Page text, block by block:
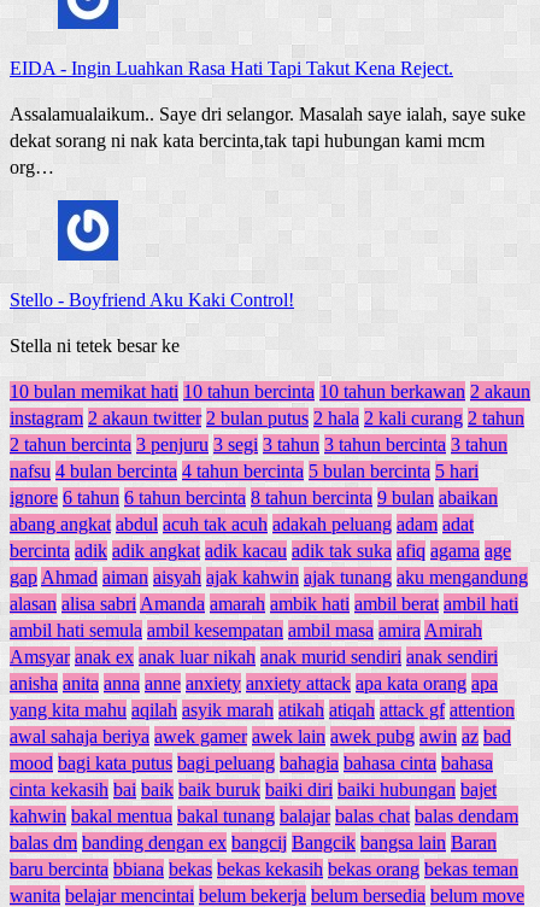
EIDA - Ingin Luahkan Rasa Hati Tapi Takut Kena Reject.
Assalamualaikum.. Saye dri selangor. Masalah saye ialah, saye suke
dekat sorang ni nak kata bercinta,tak tapi hubungan kami mcm
org…
Stello - Boyfriend Aku Kaki Control!
Stella ni tetek besar ke
10 bulan memikat hati 10 tahun bercinta 10 tahun berkawan 2 akaun
instagram 2 akaun twitter 2 bulan putus 2 hala 2 kali curang 2 tahun
2 tahun bercinta 3 penjuru 3 segi 3 tahun 3 tahun bercinta 3 tahun
nafsu 4 bulan bercinta 4 tahun bercinta 5 bulan bercinta 5 hari
ignore 6 tahun 6 tahun bercinta 8 tahun bercinta 9 bulan abaikan
abang angkat abdul acuh tak acuh adakah peluang adam adat
bercinta adik adik angkat adik kacau adik tak suka afiq agama age
gap Ahmad aiman aisyah ajak kahwin ajak tunang aku mengandung
alasan alisa sabri Amanda amarah ambik hati ambil berat ambil hati
ambil hati semula ambil kesempatan ambil masa amira Amirah
Amsyar anak ex anak luar nikah anak murid sendiri anak sendiri
anisha anita anna anne anxiety anxiety attack apa kata orang apa
yang kita mahu aqilah asyik marah atikah atiqah attack gf attention
awal sahaja beriya awek gamer awek lain awek pubg awin az bad
mood bagi kata putus bagi peluang bahagia bahasa cinta bahasa
cinta kekasih bai baik baik buruk baiki diri baiki hubungan bajet
kahwin bakal mentua bakal tunang balajar balas chat balas dendam
balas dm banding dengan ex bangcij Bangcik bangsa lain Baran
baru bercinta bbiana bekas bekas kekasih bekas orang bekas teman
wanita belajar mencintai belum bekerja belum bersedia belum move